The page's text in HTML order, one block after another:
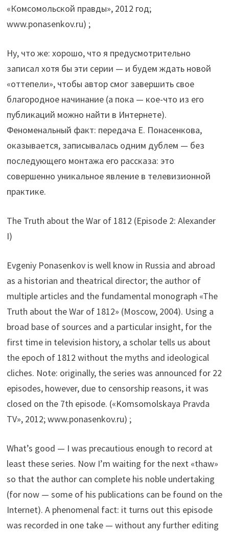
«Комсомольской правды», 2012 год;
www.ponasenkov.ru) ;
Ну, что же: хорошо, что я предусмотрительно
записал хотя бы эти серии — и будем ждать новой
«оттепели», чтобы автор смог завершить свое
благородное начинание (а пока — кое-что из его
публикаций можно найти в Интернете).
Феноменальный факт: передача Е. Понасенкова,
оказывается, записывалась одним дублем — без
последующего монтажа его рассказа: это
совершенно уникальное явление в телевизионной
практике.
The Truth about the War of 1812 (Episode 2: Alexander
I)
Evgeniy Ponasenkov is well know in Russia and abroad
as a historian and theatrical director; the author of
multiple articles and the fundamental monograph «The
Truth about the War of 1812» (Moscow, 2004). Using a
broad base of sources and a particular insight, for the
first time in television history, a scholar tells us about
the epoch of 1812 without the myths and ideological
cliches. Note: originally, the series was announced for 22
episodes, however, due to censorship reasons, it was
closed on the 7th episode. («Komsomolskaya Pravda
TV», 2012; www.ponasenkov.ru) ;
What’s good — I was precautious enough to record at
least these series. Now I’m waiting for the next «thaw»
so that the author can complete his noble undertaking
(for now — some of his publications can be found on the
Internet). A phenomenal fact: it turns out this episode
was recorded in one take — without any further editing